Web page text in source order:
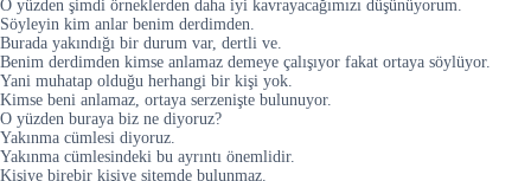
O yüzden şimdi örneklerden daha iyi kavrayacağımızı düşünüyorum.
Söyleyin kim anlar benim derdimden.
Burada yakındığı bir durum var, dertli ve.
Benim derdimden kimse anlamaz demeye çalışıyor fakat ortaya söylüyor.
Yani muhatap olduğu herhangi bir kişi yok.
Kimse beni anlamaz, ortaya serzenişte bulunuyor.
O yüzden buraya biz ne diyoruz?
Yakınma cümlesi diyoruz.
Yakınma cümlesindeki bu ayrıntı önemlidir.
Kişiye birebir kişiye sitemde bulunmaz.